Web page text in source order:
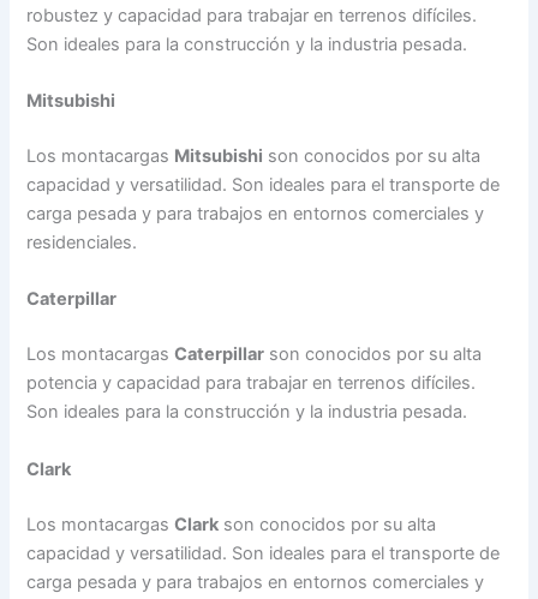
robustez y capacidad para trabajar en terrenos difíciles.
Son ideales para la construcción y la industria pesada.
Mitsubishi
Los montacargas Mitsubishi son conocidos por su alta
capacidad y versatilidad. Son ideales para el transporte de
carga pesada y para trabajos en entornos comerciales y
residenciales.
Caterpillar
Los montacargasCaterpillar son conocidos por su alta
potencia y capacidad para trabajar en terrenos difíciles.
Son ideales para la construcción y la industria pesada.
Clark
Los montacargasClark son conocidos por su alta
capacidad y versatilidad. Son ideales para el transporte de
carga pesada y para trabajos en entornos comerciales y